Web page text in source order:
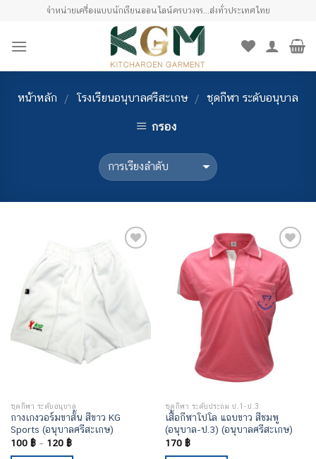
content
จำหน่ายเครื่องแบบนักเรียนออนไลน์ครบวงจร...ส่งทั่วประเทศไทย
หน้าหลัก / โรงเรียนอนุบาลศรีสะเกษ / ชุดกีฬา ระดับอนุบาล
กรอง
ชุดกีฬา ระดับอนุบาล
กางเกงวอร์มขาสั้น สีขาว KG
Sports (อนุบาลศรีสะเกษ)
100 ฿– 120 ฿
เพิ่มไป
ยัง
รายการ
โปรด
ชุดกีฬา ระดับประถม ป.1-ป.3
เสื้อกีฬาโปโล แถบขาว สีชมพู
(อนุบาล-ป.3) (อนุบาลศรีสะเกษ)
170 ฿